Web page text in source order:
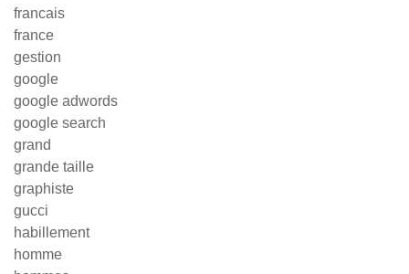
francais
france
gestion
google
google adwords
google search
grand
grande taille
graphiste
gucci
habillement
homme